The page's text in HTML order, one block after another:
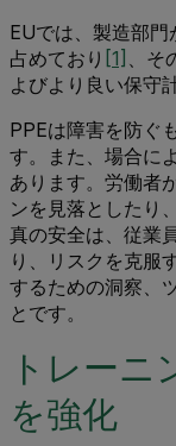
EUでは、製造部門
占めており [1]
、
よびより良い保守
PPEは障害を防ぐ
す。また、場合に
あります。労働者
ンを見落としたり
真の安全は、従業
り、リスクを克服
するための洞察、
とです。
トレーニ
を強化